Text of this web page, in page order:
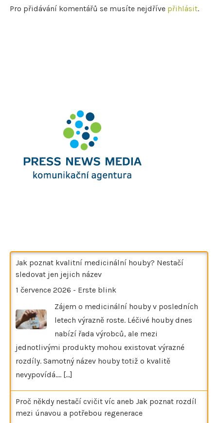
Pro přidávání komentářů se musíte nejdříve přihlásit.
Jak poznat kvalitní medicinální houby? Nestačí
sledovat jen jejich název
1 července 2026 - Erste blink
Zájem o medicinální houby v posledních
letech výrazně roste. Léčivé houby dnes
nabízí řada výrobců, ale mezi
jednotlivými produkty mohou existovat výrazné
rozdíly. Samotný název houby totiž o kvalitě
nevypovídá.… [...]
Proč někdy nestačí cvičit víc aneb Jak poznat rozdíl
mezi únavou a potřebou regenerace